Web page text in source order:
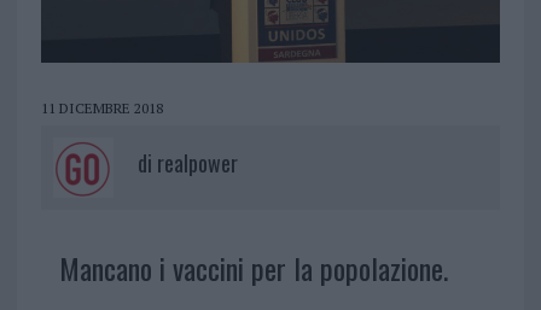
11 DICEMBRE 2018
di realpower
Mancano i vaccini per la popolazione.